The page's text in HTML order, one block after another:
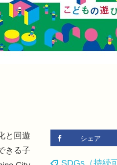
シェア
と回遊
きる子